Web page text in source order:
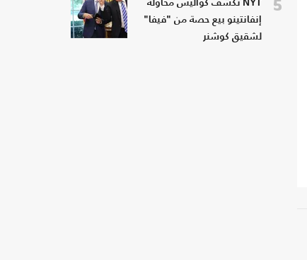
5
NYT تكشف كواليس محاولة
إنفانتينو بيع حصة من "فيفا"
لشقيق كوشنر